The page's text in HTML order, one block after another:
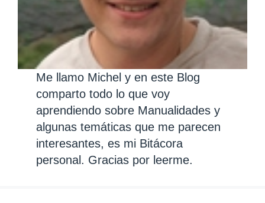
Me llamo Michel y en este Blog
comparto todo lo que voy
aprendiendo sobre Manualidades y
algunas temáticas que me parecen
interesantes, es mi Bitácora
personal. Gracias por leerme.